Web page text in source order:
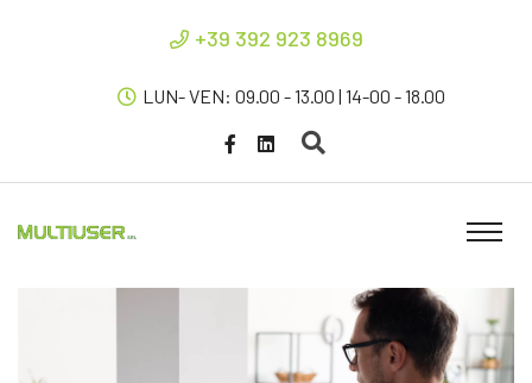
+39 392 923 8969
LUN- VEN: 09.00 - 13.00 | 14-00 - 18.00